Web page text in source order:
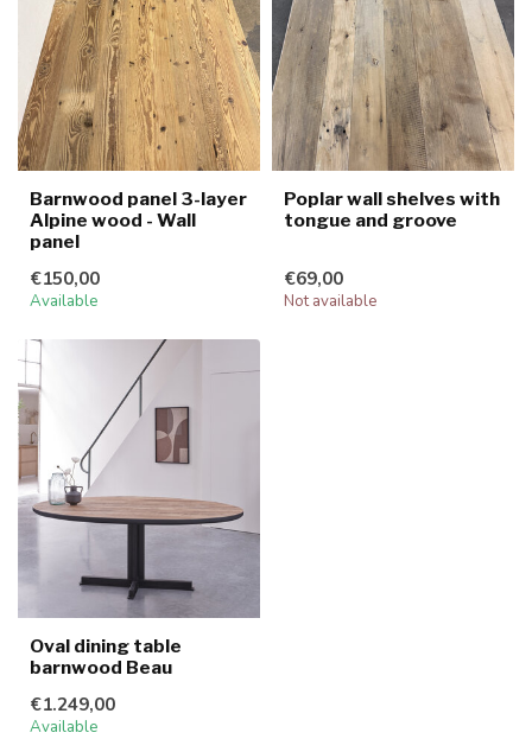
Barnwood panel 3-layer
Alpine wood - Wall
panel
€150,00
Available
Poplar wall shelves with
tongue and groove
€69,00
Not available
Oval dining table
barnwood Beau
€1.249,00
Available